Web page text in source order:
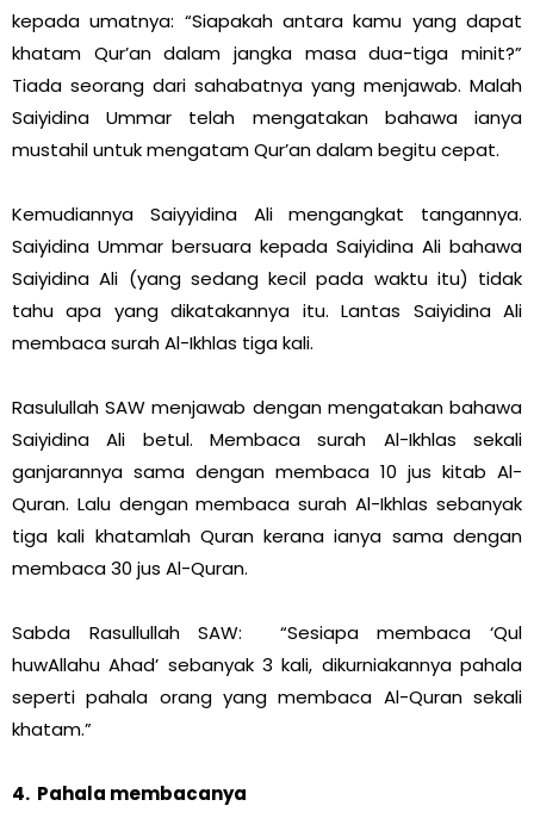
kepada umatnya: “Siapakah antara kamu yang dapat
khatam Qur’an dalam jangka masa dua-tiga minit?”
Tiada seorang dari sahabatnya yang menjawab. Malah
Saiyidina Ummar telah mengatakan bahawa ianya
mustahil untuk mengatam Qur’an dalam begitu cepat.
Kemudiannya Saiyyidina Ali mengangkat tangannya.
Saiyidina Ummar bersuara kepada Saiyidina Ali bahawa
Saiyidina Ali (yang sedang kecil pada waktu itu) tidak
tahu apa yang dikatakannya itu. Lantas Saiyidina Ali
membaca surah Al-Ikhlas tiga kali.
Rasulullah SAW menjawab dengan mengatakan bahawa
Saiyidina Ali betul. Membaca surah Al-Ikhlas sekali
ganjarannya sama dengan membaca 10 jus kitab Al-
Quran. Lalu dengan membaca surah Al-Ikhlas sebanyak
tiga kali khatamlah Quran kerana ianya sama dengan
membaca 30 jus Al-Quran.
Sabda Rasullullah SAW: “Sesiapa membaca ‘Qul
huwAllahu Ahad’ sebanyak 3 kali, dikurniakannya pahala
seperti pahala orang yang membaca Al-Quran sekali
khatam.”
4. Pahala membacanya